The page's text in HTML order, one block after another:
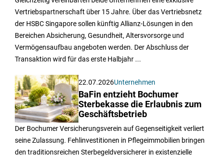
Vertriebspartnerschaft über 15 Jahre. Über das Vertriebsnetz
der HSBC Singapore sollen künftig Allianz-Lösungen in den
Bereichen Absicherung, Gesundheit, Altersvorsorge und
Vermögensaufbau angeboten werden. Der Abschluss der
Transaktion wird für das erste Halbjahr ...
22.07.2026Unternehmen
BaFin entzieht Bochumer
Sterbekasse die Erlaubnis zum
Geschäftsbetrieb
Der Bochumer Versicherungsverein auf Gegenseitigkeit verliert
seine Zulassung. Fehlinvestitionen in Pflegeimmobilien bringen
den traditionsreichen Sterbegeldversicherer in existenzielle